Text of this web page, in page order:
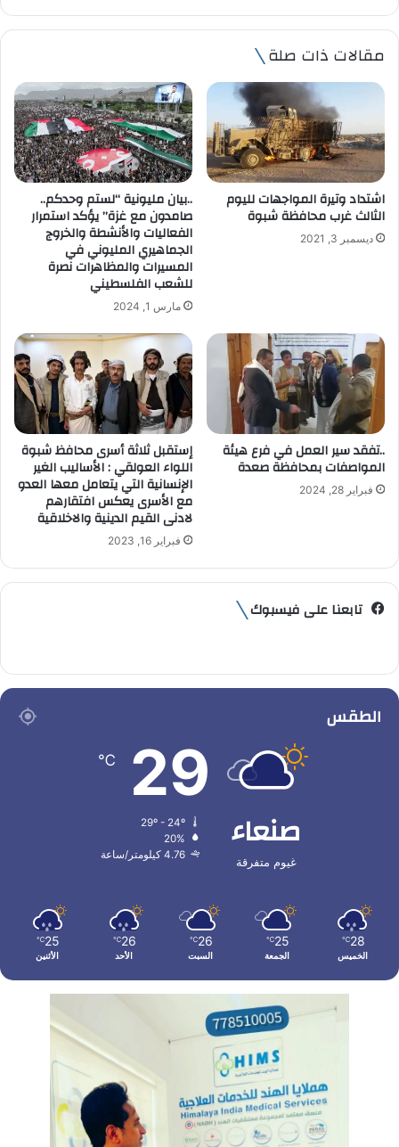
ر
د
ا
إ
ل
ك
ر
و
ن
مقالات ذات صلة
اشتداد وتيرة المواجهات لليوم
الثالث غرب محافظة شبوة
ديسمبر 3, 2021
..بيان مليونية “لستم وحدكم..
صامدون مع غزة” يؤكد استمرار
الفعاليات والأنشطة والخروج
الجماهيري المليوني في
المسيرات والمظاهرات نصرة
للشعب الفلسطيني
مارس 1, 2024
..تفقد سير العمل في فرع هيئة
المواصفات بمحافظة صعدة
فبراير 28, 2024
إستقبل ثلاثة أسرى محافظ شبوة
اللواء العولقي : الأساليب الغير
الإنسانية التي يتعامل معها العدو
مع الأسرى يعكس افتقارهم
لادنى القيم الدينية والاخلاقية
فبراير 16, 2023
تابعنا على فيسبوك
الطقس
صنعاء
غيوم متفرقة
29
℃
20%
4.76 كيلومتر/ساعة
28
℃
الخميس
25
℃
الجمعة
26
℃
السبت
26
℃
الأحد
25
℃
الأثنين